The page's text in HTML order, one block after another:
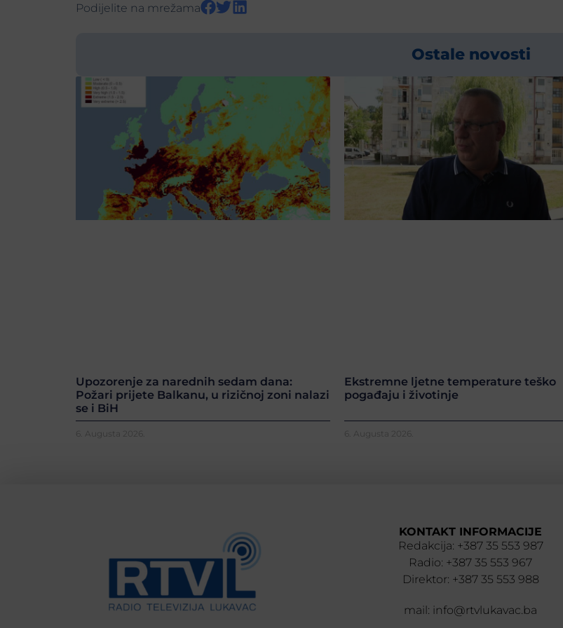
Podijelite na mrežama
Ostale novosti
Upozorenje za narednih sedam dana:
Požari prijete Balkanu, u rizičnoj zoni nalazi
se i BiH
6. Augusta 2026.
Ekstremne ljetne temperature teško
pogađaju i životinje
6. Augusta 2026.
KONTAKT INFORMACIJE
Redakcija: +387 35 553 987
Radio: +387 35 553 967
Direktor: +387 35 553 988
mail: info@rtvlukavac.ba